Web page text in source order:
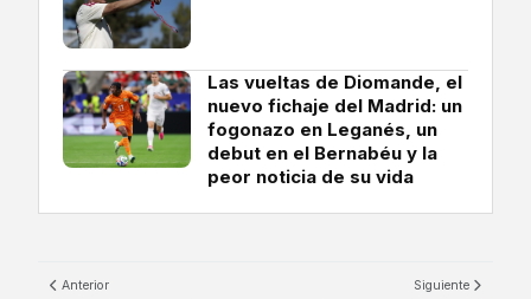
Las vueltas de Diomande, el
nuevo fichaje del Madrid: un
fogonazo en Leganés, un
debut en el Bernabéu y la
peor noticia de su vida
Anterior Siguiente